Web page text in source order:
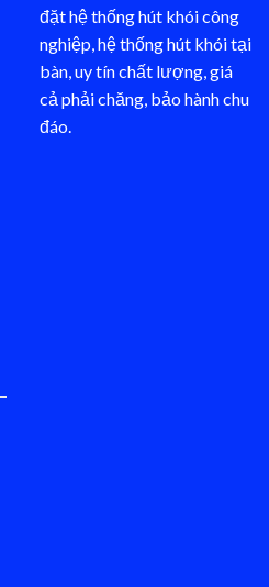
đặt hệ thống hút khói công
nghiệp, hệ thống hút khói tại
bàn, uy tín chất lượng, giá
cả phải chăng, bảo hành chu
đáo.